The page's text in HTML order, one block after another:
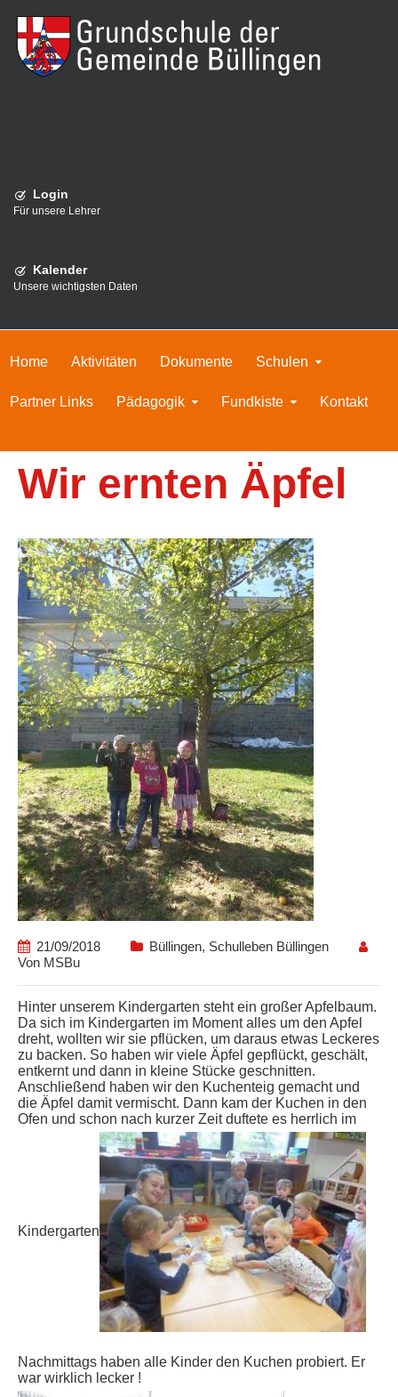
Login
Für unsere Lehrer
Kalender
Unsere wichtigsten Daten
Home Aktivitäten Dokumente Schulen
Partner Links Pädagogik Fundkiste Kontakt
Wir ernten Äpfel
21/09/2018 Büllingen, Schulleben Büllingen
Von MSBu
Hinter unserem Kindergarten steht ein großer Apfelbaum.
Da sich im Kindergarten im Moment alles um den Apfel
dreht, wollten wir sie pflücken, um daraus etwas Leckeres
zu backen. So haben wir viele Äpfel gepflückt, geschält,
entkernt und dann in kleine Stücke geschnitten.
Anschließend haben wir den Kuchenteig gemacht und
die Äpfel damit vermischt. Dann kam der Kuchen in den
Ofen und schon nach kurzer Zeit duftete es herrlich im
Kindergarten
Nachmittags haben alle Kinder den Kuchen probiert. Er
war wirklich lecker !